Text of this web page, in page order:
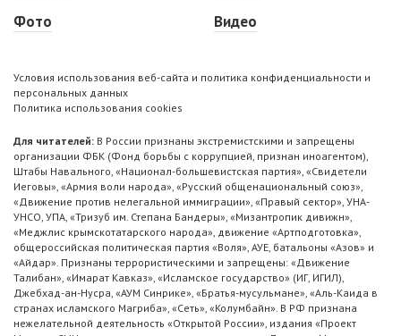
Фото
Видео
Условия использования веб-сайта и политика конфиденциальности и
персональных данных
Политика использования cookies
Для читателей: В России признаны экстремистскими и запрещены
организации ФБК (Фонд борьбы с коррупцией, признан иноагентом),
Штабы Навального, «Национал-большевистская партия», «Свидетели
Иеговы», «Армия воли народа», «Русский общенациональный союз»,
«Движение против нелегальной иммиграции», «Правый сектор», УНА-
УНСО, УПА, «Тризуб им. Степана Бандеры», «Мизантропик дивижн»,
«Меджлис крымскотатарского народа», движение «Артподготовка»,
общероссийская политическая партия «Воля», АУЕ, батальоны «Азов» и
«Айдар». Признаны террористическими и запрещены: «Движение
Талибан», «Имарат Кавказ», «Исламское государство» (ИГ, ИГИЛ),
Джебхад-ан-Нусра, «АУМ Синрике», «Братья-мусульмане», «Аль-Каида в
странах исламского Магриба», «Сеть», «Колумбайн». В РФ признана
нежелательной деятельность «Открытой России», издания «Проект